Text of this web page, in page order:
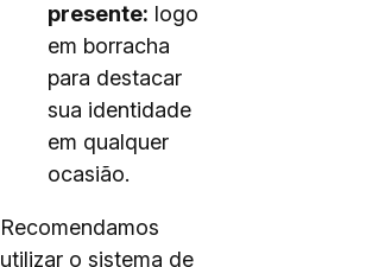
presente: logo
em borracha
para destacar
sua identidade
em qualquer
ocasião.
Recomendamos
utilizar o sistema de